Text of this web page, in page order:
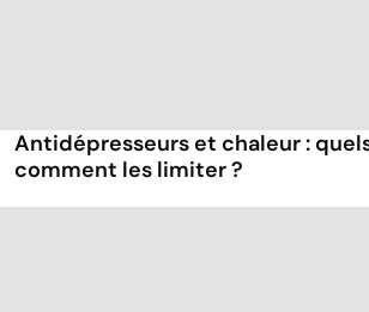
Antidépresseurs et chaleur :
comment les limiter ?